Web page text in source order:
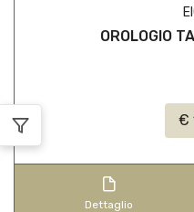
OROLOGIO
€
Dettaglio